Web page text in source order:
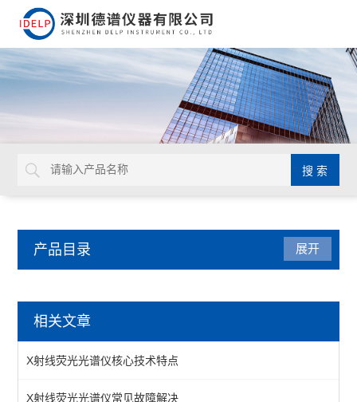
产品目录
X射线荧光光谱仪
展开
相关文章
X射线荧光光谱仪核心技术特点
X射线荧光光谱仪常见故障解决